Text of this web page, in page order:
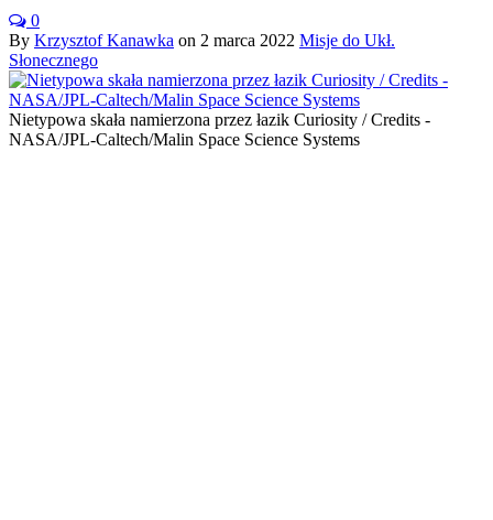
0
By Krzysztof Kanawka on 2 marca 2022 Misje do Ukł.
Słonecznego
Nietypowa skała namierzona przez łazik Curiosity / Credits -
NASA/JPL-Caltech/Malin Space Science Systems